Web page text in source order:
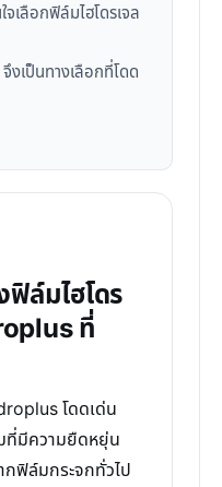
เลือกฟิล์มไฮโดรเจล
เป็นทางเลือกที่โดด
ล์มไฮโดร
ที่
โดดเด่น
มีความยืดหยุ่น
ฟิล์มกระจกทั่วไป